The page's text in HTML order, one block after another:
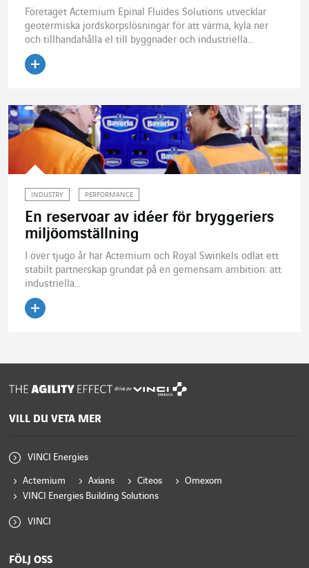
Företaget Actemium Epinal Fluides Solutions utvecklar
geotermiska jordskorpslösningar för att värma, kyla ner
och tillhandahålla el till byggnader och industriella...
INDUSTRY PERFORMANCE
En reservoar av idéer för bryggeriers
miljöomställning
I över tjugo år har Actemium och Royal Swinkels odlat ett
stabilt partnerskap grundat på en gemensam ambition: att
industriella...
drivs av
VILL DU VETA MER
VINCI Energies
Actemium Axians Citeos
Omexom
VINCI Energies Building Solutions
VINCI
FÖLJ OSS